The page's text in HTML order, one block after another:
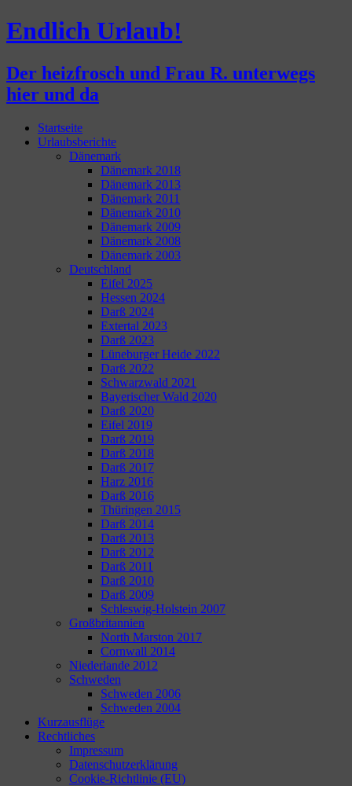
Endlich Urlaub!
Der heizfrosch und Frau R. unterwegs
hier und da
Zum
Inhalt
Startseite
Urlaubsberichte
Dänemark
Dänemark 2018
Dänemark 2013
Dänemark 2011
Dänemark 2010
Dänemark 2009
Dänemark 2008
Dänemark 2003
Deutschland
Eifel 2025
Hessen 2024
Darß 2024
Extertal 2023
Darß 2023
Lüneburger Heide 2022
Darß 2022
Schwarzwald 2021
Bayerischer Wald 2020
Darß 2020
Eifel 2019
Darß 2019
Darß 2018
Darß 2017
Harz 2016
Darß 2016
Thüringen 2015
Darß 2014
Darß 2013
Darß 2012
Darß 2011
Darß 2010
Darß 2009
Schleswig-Holstein 2007
Großbritannien
North Marston 2017
Cornwall 2014
Niederlande 2012
Schweden
Schweden 2006
Schweden 2004
Kurzausflüge
Rechtliches
Impressum
Datenschutzerklärung
Cookie-Richtlinie (EU)